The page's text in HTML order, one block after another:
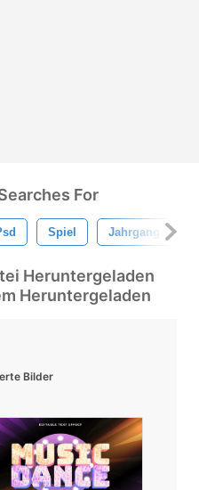
For
Spiel Jahrgang
Heruntergeladen
Heruntergeladen
Bilder